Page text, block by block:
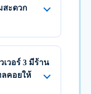
สะดวก
วอร์ 3 มีร้าน
คอยให้